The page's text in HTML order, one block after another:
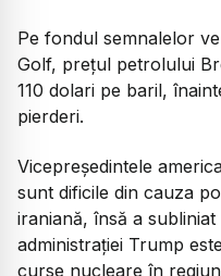
Pe fondul semnalelor
Golf, prețul petrolului
110 dolari pe baril,
pierderi.
Vicepreședintele
sunt dificile din cauza
iraniană, însă a
administrației Trump
curse nucleare în